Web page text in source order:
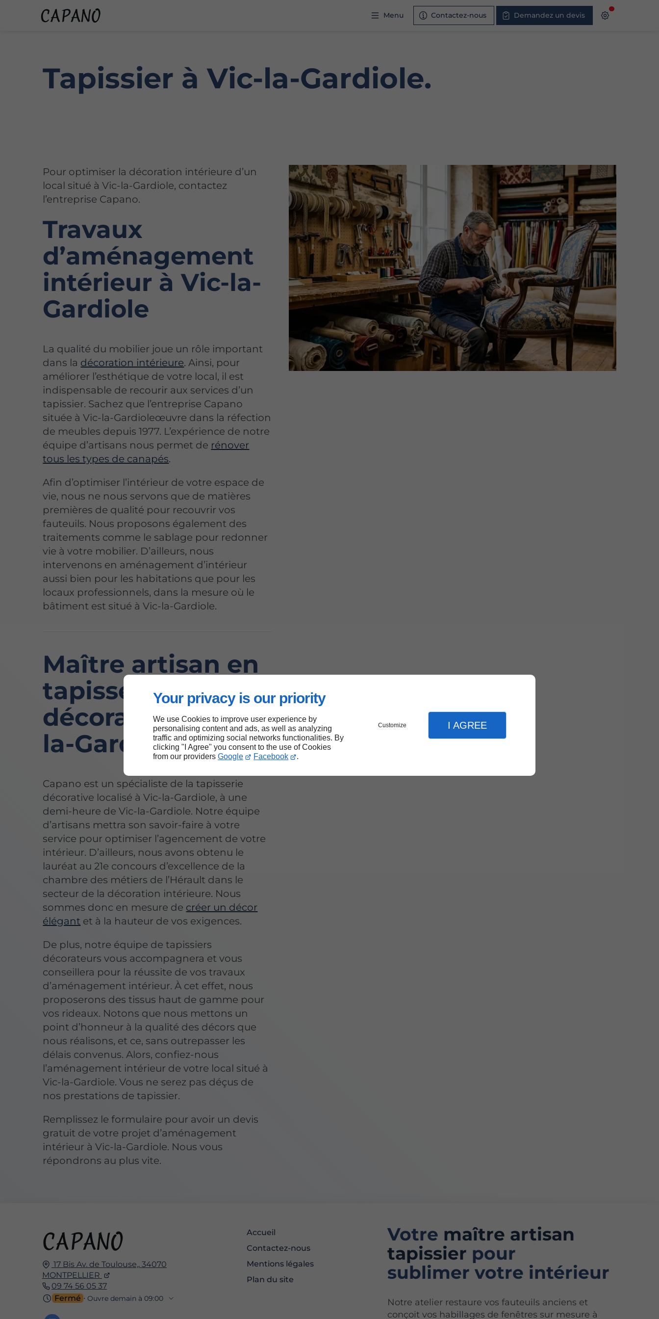
Your privacy is our priority
We use Cookies to improve user experience by
personalising content and ads, as well as analyzing
traffic and optimizing social networks functionalities. By
clicking "I Agree" you consent to the use of Cookies
from our providers Google Facebook .
Customize I AGREE
Menu Contactez-nous Demandez un devis
Tapissier à Vic-la-Gardiole.
Pour optimiser la décoration intérieure d’un
local situé à Vic-la-Gardiole, contactez
l’entreprise Capano.
Travaux
d’aménagement
intérieur à Vic-la-
Gardiole
La qualité du mobilier joue un rôle important
dans la décoration intérieure. Ainsi, pour
améliorer l’esthétique de votre local, il est
indispensable de recourir aux services d’un
tapissier. Sachez que l’entreprise Capano
située à Vic-la-Gardioleœuvre dans la réfection
de meubles depuis 1977. L’expérience de notre
équipe d’artisans nous permet de rénover
tous les types de canapés.
Afin d’optimiser l’intérieur de votre espace de
vie, nous ne nous servons que de matières
premières de qualité pour recouvrir vos
fauteuils. Nous proposons également des
traitements comme le sablage pour redonner
vie à votre mobilier. D’ailleurs, nous
intervenons en aménagement d’intérieur
aussi bien pour les habitations que pour les
locaux professionnels, dans la mesure où le
bâtiment est situé à Vic-la-Gardiole.
Maître artisan en
tapisserie
décorative à Vic-
la-Gardiole
Capano est un spécialiste de la tapisserie
décorative localisé à Vic-la-Gardiole, à une
demi-heure de Vic-la-Gardiole. Notre équipe
d’artisans mettra son savoir-faire à votre
service pour optimiser l’agencement de votre
intérieur. D’ailleurs, nous avons obtenu le
lauréat au 21e concours d’excellence de la
chambre des métiers de l’Hérault dans le
secteur de la décoration intérieure. Nous
sommes donc en mesure de créer un décor
élégant et à la hauteur de vos exigences.
De plus, notre équipe de tapissiers
décorateurs vous accompagnera et vous
conseillera pour la réussite de vos travaux
d’aménagement intérieur. À cet effet, nous
proposerons des tissus haut de gamme pour
vos rideaux. Notons que nous mettons un
point d’honneur à la qualité des décors que
nous réalisons, et ce, sans outrepasser les
délais convenus. Alors, confiez-nous
l’aménagement intérieur de votre local situé à
Vic-la-Gardiole. Vous ne serez pas déçus de
nos prestations de tapissier.
Remplissez le formulaire pour avoir un devis
gratuit de votre projet d’aménagement
intérieur à Vic-la-Gardiole. Nous vous
répondrons au plus vite.
17 Bis Av. de Toulouse,, 34070
MONTPELLIER
09 74 56 05 37
Fermé ⋅ Ouvre demain à 09:00
Accueil
Contactez-nous
Mentions légales
Plan du site
Votre maître artisan
tapissier pour
sublimer votre intérieur
Notre atelier restaure vos fauteuils anciens et
conçoit vos habillages de fenêtres sur mesure à